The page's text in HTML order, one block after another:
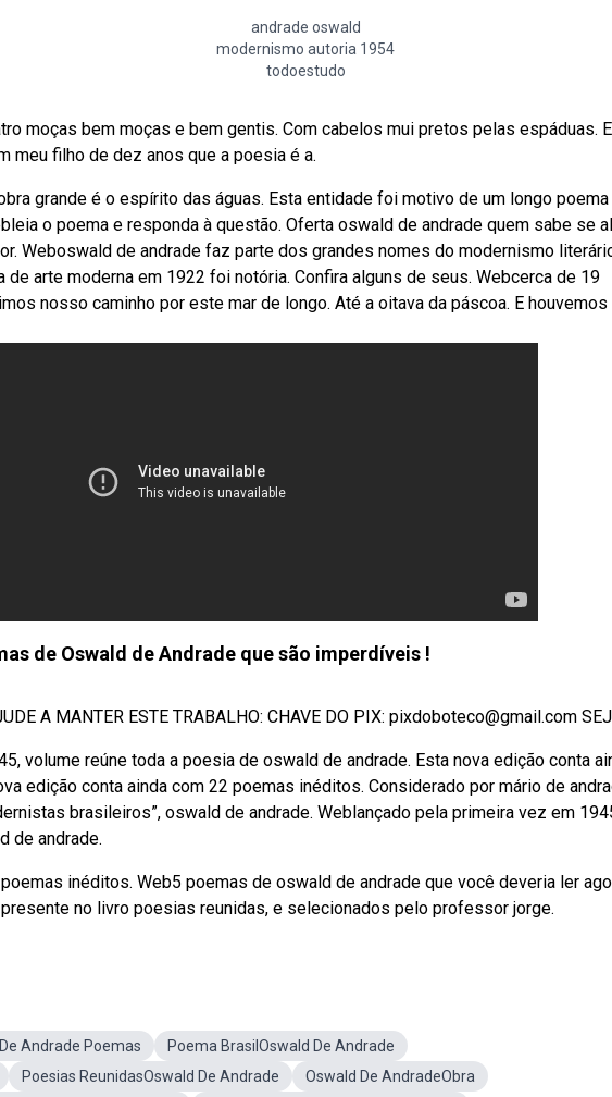
andrade oswald
modernismo autoria 1954
todoestudo
moças bem moças e bem gentis. Com cabelos mui pretos pelas espáduas.
meu filho de dez anos que a poesia é a.
grande é o espírito das águas. Esta entidade foi motivo de um longo poema
o poema e responda à questão. Oferta oswald de andrade quem sabe se
Weboswald de andrade faz parte dos grandes nomes do modernismo
de arte moderna em 1922 foi notória. Confira alguns de seus. Webcerca de 19
nosso caminho por este mar de longo. Até a oitava da páscoa. E
de Oswald de Andrade que são imperdíveis !
A MANTER ESTE TRABALHO: CHAVE DO PIX: pixdoboteco@gmail.com
volume reúne toda a poesia de oswald de andrade. Esta nova edição conta
edição conta ainda com 22 poemas inéditos. Considerado por mário de
brasileiros”, oswald de andrade. Weblançado pela primeira vez em
de andrade.
inéditos. Web5 poemas de oswald de andrade que você deveria ler
no livro poesias reunidas, e selecionados pelo professor jorge.
Andrade Poemas
Poema BrasilOswald De Andrade
Poesias ReunidasOswald De Andrade
Oswald De AndradeObra